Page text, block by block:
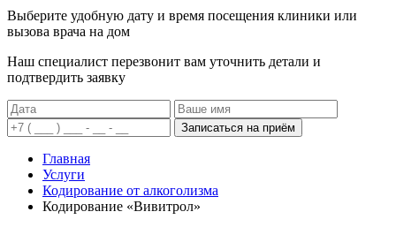
Выберите удобную дату и время посещения клиники или
вызова врача на дом
Наш специалист перезвонит вам уточнить детали и
подтвердить заявку
Записаться на приём
Главная
Услуги
Кодирование от алкоголизма
Кодирование «Вивитрол»